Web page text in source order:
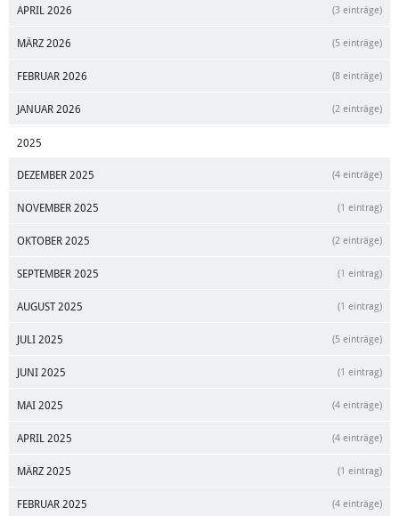
APRIL 2026 (3 einträge)
MÄRZ 2026 (5 einträge)
FEBRUAR 2026 (8 einträge)
JANUAR 2026 (2 einträge)
2025
DEZEMBER 2025 (4 einträge)
NOVEMBER 2025 (1 eintrag)
OKTOBER 2025 (2 einträge)
SEPTEMBER 2025 (1 eintrag)
AUGUST 2025 (1 eintrag)
JULI 2025 (5 einträge)
JUNI 2025 (1 eintrag)
MAI 2025 (4 einträge)
APRIL 2025 (4 einträge)
MÄRZ 2025 (1 eintrag)
FEBRUAR 2025 (4 einträge)